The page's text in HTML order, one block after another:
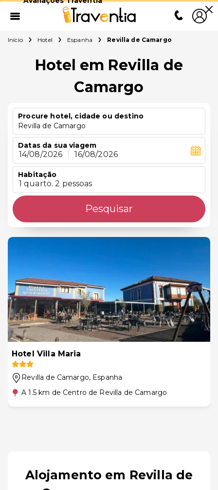
Início Hotel Espanha Revilla de Camargo
Hotel em Revilla de
Camargo
Procure hotel, cidade ou destino
Revilla de Camargo
Datas da sua viagem
14/08/2026 16/08/2026
Habitação
1 quarto. 2 pessoas
Pesquisar
Hotel Villa Maria
Revilla de Camargo, Espanha
A 1.5 km de Centro de Revilla de Camargo
Alojamento em Revilla de